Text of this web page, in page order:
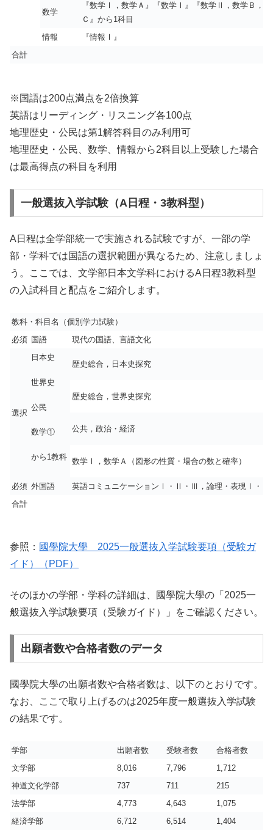
数学
『数学Ⅰ，数学Ａ』『数学Ⅰ』『数学Ⅱ，数学Ｂ，数
Ｃ』から1科目
情報
『情報Ⅰ』
合計
※国語は200点満点を2倍換算
英語はリーディング・リスニング各100点
地理歴史・公民は第1解答科目のみ利用可
地理歴史・公民、数学、情報から2科目以上受験した場合
は最高得点の科目を利用
一般選抜入学試験（A日程・3教科型）
A日程は全学部統一で実施される試験ですが、一部の学
部・学科では国語の選択範囲が異なるため、注意しましょ
う。ここでは、文学部日本文学科におけるA日程3教科型
の入試科目と配点をご紹介します。
教科・科目名（個別学力試験）
必須 国語 現代の国語、言語文化
選択
日本史
世界史
公民
数学①
から1教科
歴史総合，日本史探究
歴史総合，世界史探究
公共，政治・経済
数学Ⅰ，数学Ａ（図形の性質・場合の数と確率）
必須 外国語
英語コミュニケーションⅠ・Ⅱ・Ⅲ，論理・表現Ⅰ・
合計
参照： 國學院大學 2025一般選抜入学試験要項（受験ガ
イド）（PDF）
そのほかの学部・学科の詳細は、國學院大學の「2025一
般選抜入学試験要項（受験ガイド）」をご確認ください。
出願者数や合格者数のデータ
國學院大學の出願者数や合格者数は、以下のとおりです。
なお、ここで取り上げるのは2025年度一般選抜入学試験
の結果です。
学部 出願者数 受験者数 合格者数
文学部 8,016 7,796 1,712
神道文化学部 737 711 215
法学部
4,773 4,643 1,075
経済学部
6,712 6,514 1,404